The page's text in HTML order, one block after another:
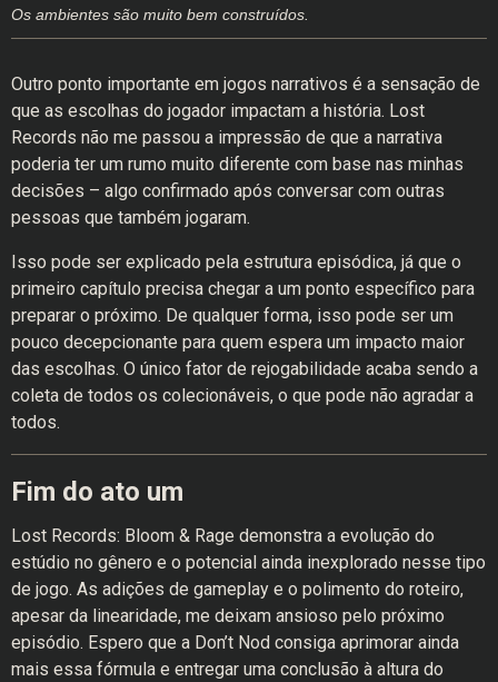
Os ambientes são muito bem construídos.
Outro ponto importante em jogos narrativos é a sensação de
que as escolhas do jogador impactam a história. Lost
Records não me passou a impressão de que a narrativa
poderia ter um rumo muito diferente com base nas minhas
decisões – algo confirmado após conversar com outras
pessoas que também jogaram.
Isso pode ser explicado pela estrutura episódica, já que o
primeiro capítulo precisa chegar a um ponto específico para
preparar o próximo. De qualquer forma, isso pode ser um
pouco decepcionante para quem espera um impacto maior
das escolhas. O único fator de rejogabilidade acaba sendo a
coleta de todos os colecionáveis, o que pode não agradar a
todos.
Fim do ato um
Lost Records: Bloom & Rage demonstra a evolução do
estúdio no gênero e o potencial ainda inexplorado nesse tipo
de jogo. As adições de gameplay e o polimento do roteiro,
apesar da linearidade, me deixam ansioso pelo próximo
episódio. Espero que a Don’t Nod consiga aprimorar ainda
mais essa fórmula e entregar uma conclusão à altura do